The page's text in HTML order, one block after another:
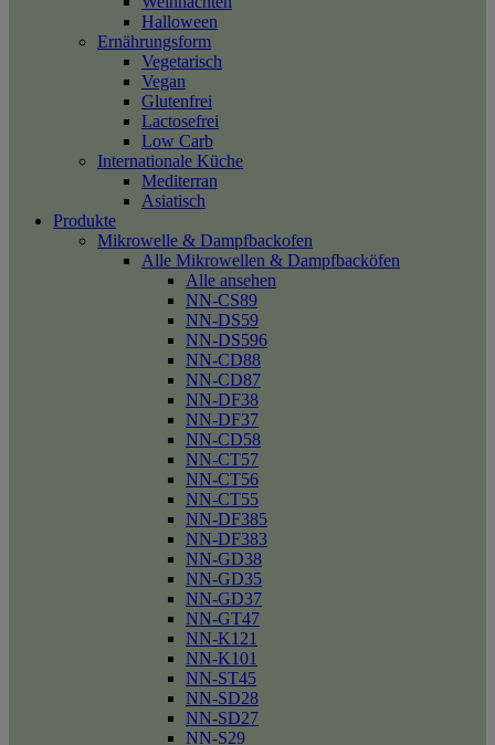
Halloween
Ernährungsform
Vegetarisch
Vegan
Glutenfrei
Lactosefrei
Low Carb
Internationale Küche
Mediterran
Asiatisch
Produkte
Mikrowelle & Dampfbackofen
Alle Mikrowellen & Dampfbacköfen
Alle ansehen
NN-CS89
NN-DS59
NN-DS596
NN-CD88
NN-CD87
NN-DF38
NN-DF37
NN-CD58
NN-CT57
NN-CT56
NN-CT55
NN-DF385
NN-DF383
NN-GD38
NN-GD35
NN-GD37
NN-GT47
NN-K121
NN-K101
NN-ST45
NN-SD28
NN-SD27
NN-S29